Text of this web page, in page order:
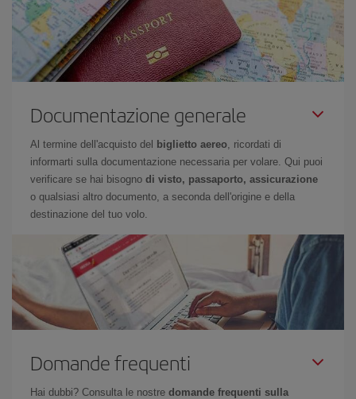
Documentazione generale
Al termine dell'acquisto del biglietto aereo , ricordati di
informarti sulla documentazione necessaria per volare. Qui puoi
verificare se hai bisogno di visto, passaporto, assicurazione
o qualsiasi altro documento, a seconda dell'origine e della
destinazione del tuo volo.
Domande frequenti
Hai dubbi? Consulta le nostre domande frequenti sulla